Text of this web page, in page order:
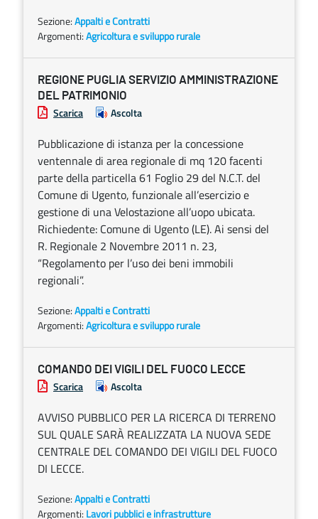
Sezione:Appalti e Contratti
Argomenti:Agricoltura e sviluppo rurale
REGIONE PUGLIA SERVIZIO AMMINISTRAZIONE
DEL PATRIMONIO
Scarica Ascolta
Pubblicazione di istanza per la concessione
ventennale di area regionale di mq 120 facenti
parte della particella 61 Foglio 29 del N.C.T. del
Comune di Ugento, funzionale all’esercizio e
gestione di una Velostazione all’uopo ubicata.
Richiedente: Comune di Ugento (LE). Ai sensi del
R. Regionale 2 Novembre 2011 n. 23,
“Regolamento per l’uso dei beni immobili
regionali”.
Sezione:Appalti e Contratti
Argomenti:Agricoltura e sviluppo rurale
COMANDO DEI VIGILI DEL FUOCO LECCE
Scarica Ascolta
AVVISO PUBBLICO PER LA RICERCA DI TERRENO
SUL QUALE SARÀ REALIZZATA LA NUOVA SEDE
CENTRALE DEL COMANDO DEI VIGILI DEL FUOCO
DI LECCE.
Sezione:Appalti e Contratti
Argomenti: Lavori pubblici e infrastrutture